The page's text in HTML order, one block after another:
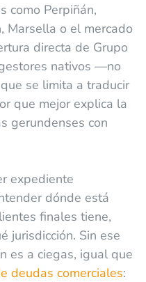
como Perpiñán,
Marsella o el mercado
directa de Grupo
nativos —no
se limita a traducir
que mejor explica la
gerundenses con
expediente
dónde está
finales tiene,
jurisdicción. Sin ese
es a ciegas, igual que
deudas comerciales: